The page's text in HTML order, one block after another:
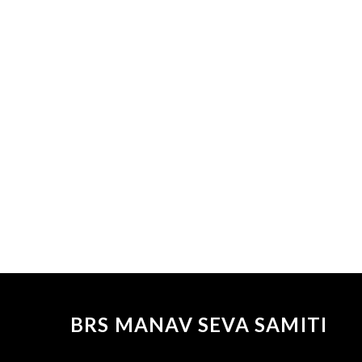
BRS MANAV SEVA SAMITI